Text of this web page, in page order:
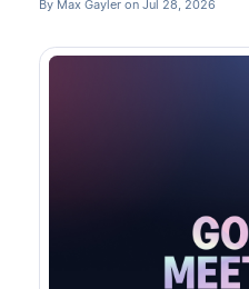
By Max Gayler on Jul 28, 2026